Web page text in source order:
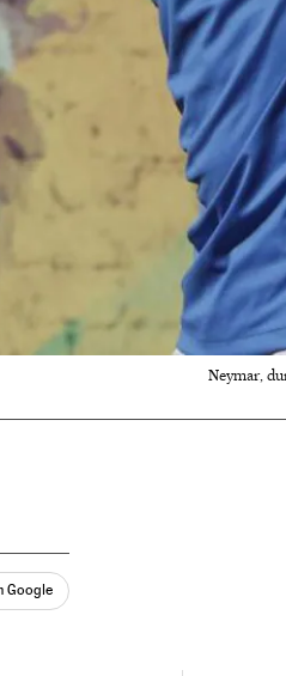
Neymar,
Google